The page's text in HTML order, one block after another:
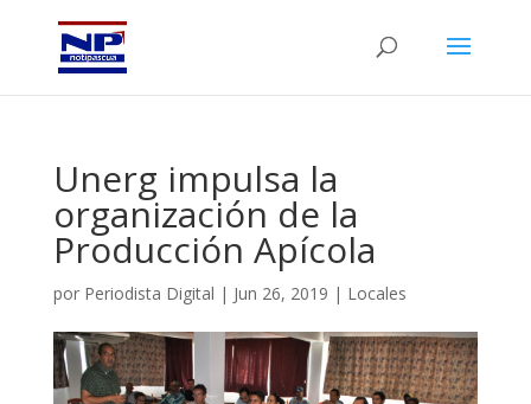
Unerg impulsa la
organización de la
Producción Apícola
por Periodista Digital | Jun 26, 2019 | Locales